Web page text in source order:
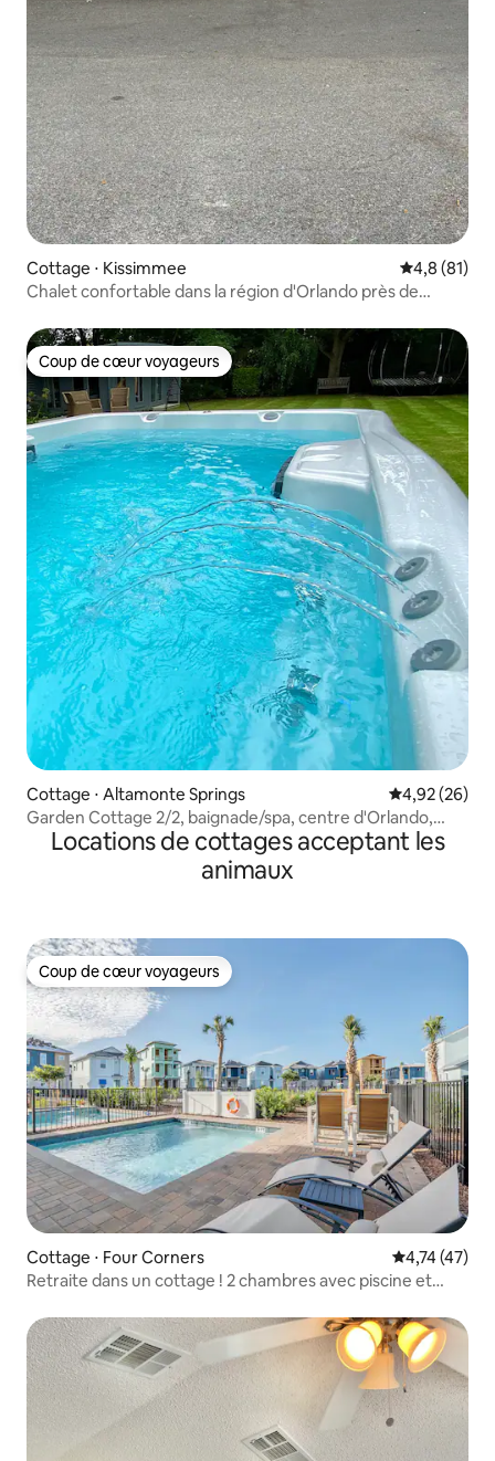
Cottage ⋅ Kissimmee Évaluation
4,8 (81)
Chalet confortable dans la région d'Orlando près de
Coup de cœur voyageurs
Coup de cœur voyageurs
Cottage ⋅ Altamonte Springs Évaluation
4,92 (26)
Garden Cottage 2/2, baignade/spa, centre d'Orlando,
Disney
Locations de cottages acceptant les
animaux
Coup de cœur voyageurs
Coup de cœur voyageurs
Cottage ⋅ Four Corners Évaluation
4,74 (47)
Retraite dans un cottage ! 2 chambres avec piscine et